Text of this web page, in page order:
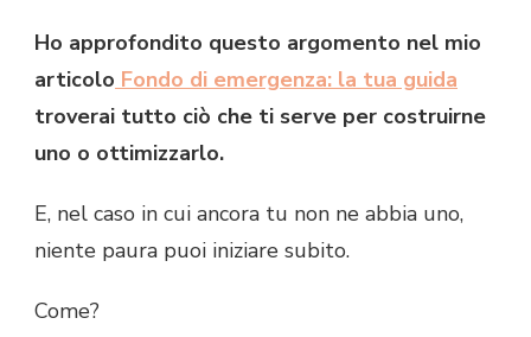
Ho approfondito questo argomento nel mio
articolo Fondo di emergenza: la tua guida
troverai tutto ciò che ti serve per costruirne
uno o ottimizzarlo.
E, nel caso in cui ancora tu non ne abbia uno,
niente paura puoi iniziare subito.
Come?